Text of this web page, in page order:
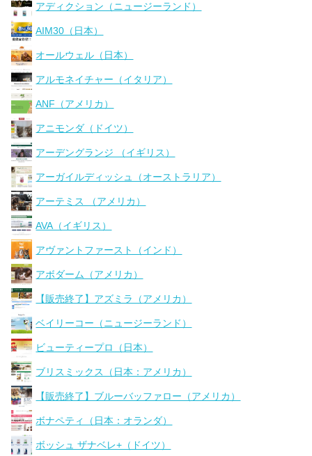
アディクション（ニュージーランド）
AIM30（日本）
オールウェル（日本）
アルモネイチャー（イタリア）
ANF（アメリカ）
アニモンダ（ドイツ）
アーデングランジ （イギリス）
アーガイルディッシュ（オーストラリア）
アーテミス （アメリカ）
AVA（イギリス）
アヴァントファースト（インド）
アボダーム（アメリカ）
【販売終了】アズミラ（アメリカ）
ベイリーコー（ニュージーランド）
ビューティープロ（日本）
ブリスミックス（日本：アメリカ）
【販売終了】ブルーバッファロー（アメリカ）
ボナペティ（日本：オランダ）
ボッシュ ザナベレ+（ドイツ）